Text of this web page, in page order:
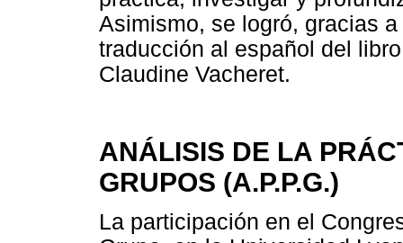
Asimismo, se logró, gracias
traducción al español del
Claudine Vacheret.
ANÁLISIS DE LA
GRUPOS (A.P.P.G.)
La participación en el